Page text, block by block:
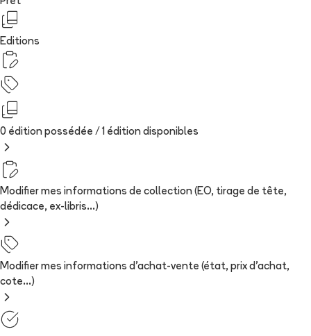
Editions
0 édition possédée / 1 édition disponibles
Modifier mes informations de collection (EO, tirage de tête,
dédicace, ex-libris...)
Modifier mes informations d'achat-vente (état, prix d'achat,
cote...)